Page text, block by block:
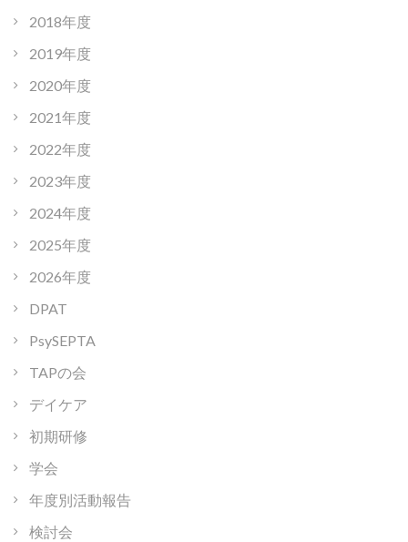
2018年度
2019年度
2020年度
2021年度
2022年度
2023年度
2024年度
2025年度
2026年度
DPAT
PsySEPTA
TAPの会
デイケア
初期研修
学会
年度別活動報告
検討会